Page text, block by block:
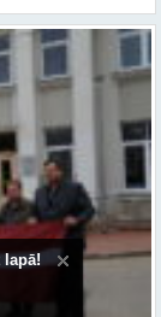
lapā!